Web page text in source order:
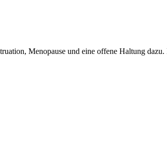
Menopause und eine offene Haltung dazu.